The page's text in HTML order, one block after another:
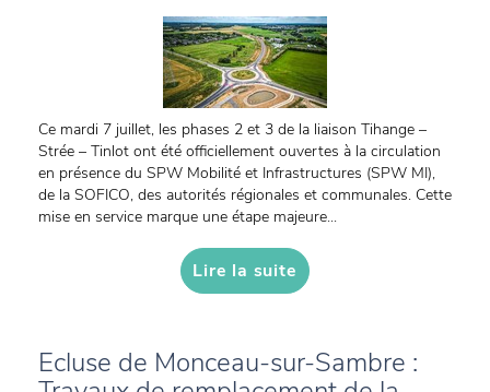
Ce mardi 7 juillet, les phases 2 et 3 de la liaison Tihange –
Strée – Tinlot ont été officiellement ouvertes à la circulation
en présence du SPW Mobilité et Infrastructures (SPW MI),
de la SOFICO, des autorités régionales et communales. Cette
mise en service marque une étape majeure...
Lire la suite
Ecluse de Monceau-sur-Sambre :